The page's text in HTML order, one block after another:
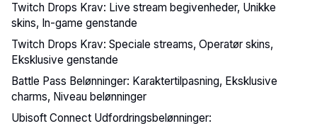
Twitch Drops Krav: Live stream begivenheder, Unikke
skins, In-game genstande
Twitch Drops Krav: Speciale streams, Operatør skins,
Eksklusive genstande
Battle Pass Belønninger: Karaktertilpasning, Eksklusive
charms, Niveau belønninger
Ubisoft Connect Udfordringsbelønninger: